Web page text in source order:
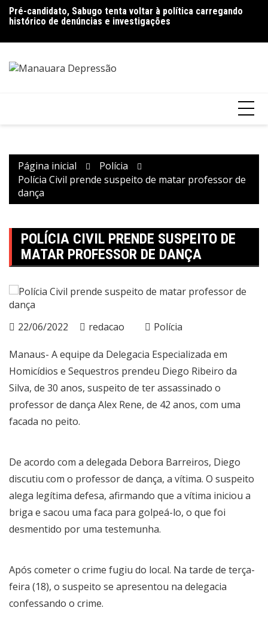
para
conteúdo
Pré-candidato, Sabugo tenta voltar à política carregando
histórico de denúncias e investigações
Bolsonaro pede ao STF para receber os filhos no Dia dos
Pais
Página inicial
Polícia
Polícia Civil prende suspeito de matar professor de
dança
POLÍCIA CIVIL PRENDE SUSPEITO DE
MATAR PROFESSOR DE DANÇA
22/06/2022 redacao Polícia
Manaus- A equipe da Delegacia Especializada em
Homicídios e Sequestros prendeu Diego Ribeiro da
Silva, de 30 anos, suspeito de ter assassinado o
professor de dança Alex Rene, de 42 anos, com uma
facada no peito.
De acordo com a delegada Debora Barreiros, Diego
discutiu com o professor de dança, a vítima. O suspeito
alega legítima defesa, afirmando que a vítima iniciou a
briga e sacou uma faca para golpeá-lo, o que foi
desmentido por uma testemunha.
Após cometer o crime fugiu do local. Na tarde de terça-
feira (18), o suspeito se apresentou na delegacia
confessando o crime.